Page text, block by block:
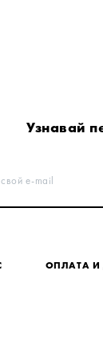
Узнавай
e-mail
ОПЛАТА И